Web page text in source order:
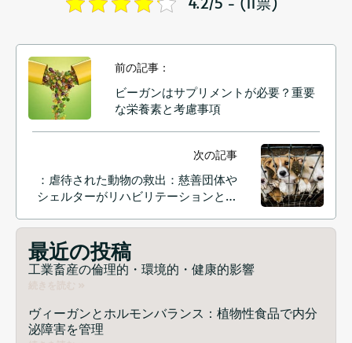
前の記事：
ビーガンはサプリメントが必要？重要
な栄養素と考慮事項
次の記事
：虐待された動物の救出：慈善団体や
シェルターがリハビリテーションと擁
人生を変えているか
最近の投稿
工業畜産の倫理的・環境的・健康的影響
ヴィーガンとホルモンバランス：植物性食品で内分
泌障害を管理